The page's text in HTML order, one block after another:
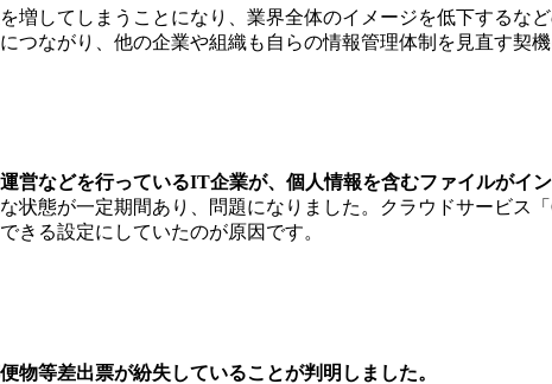
増してしまうことになり、業界全体のイメージを低下するなど
つながり、他の企業や組織も自らの情報管理体制を見直す契機
営などを行っているIT企業が、個人情報を含むファイルがイ
状態が一定期間あり、問題になりました。クラウドサービス
きる設定にしていたのが原因です。
物等差出票が紛失していることが判明しました。